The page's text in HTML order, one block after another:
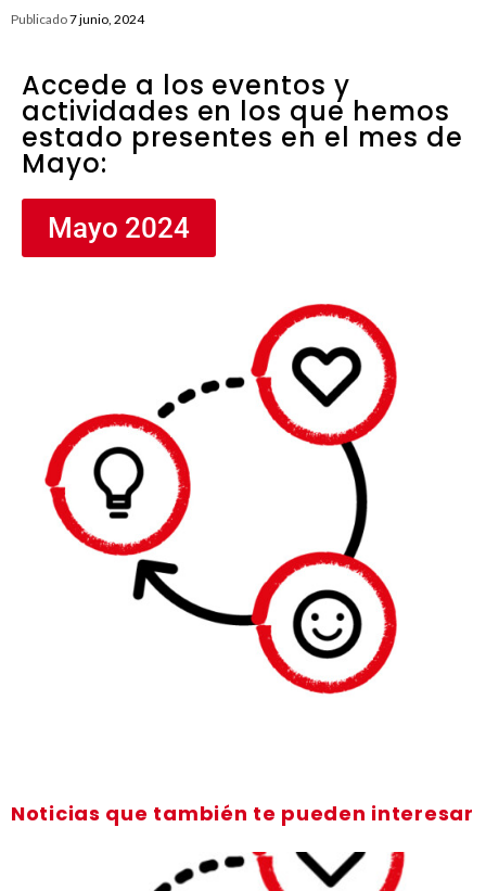
Publicado7 junio, 2024
Accede a los eventos y
actividades en los que hemos
estado presentes en el mes de
Mayo:
Mayo 2024
Noticias que también te pueden interesar